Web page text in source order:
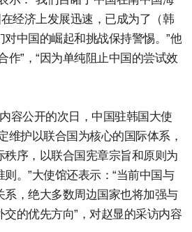
经济上发展迅速，已成为了（韩
对中国的崛起和挑战保持警惕。”他
作”，“因为单纯阻止中国的尝试效
容公开的次日，中国驻韩国大使
维护以联合国为核心的国际体系，
秩序，以联合国宪章宗旨和原则为
。”大使馆还表示：“当前中国与
系，绝大多数周边国家也将加强与
的优先方向”，对赵显的采访内容